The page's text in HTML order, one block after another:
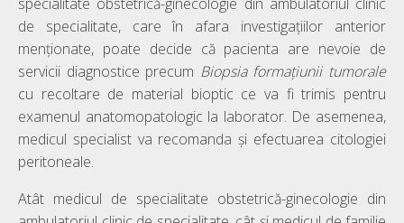
de specialitate, care în afara investigațiilor anterior
menționate, poate decide că pacienta are nevoie de
servicii diagnostice precum Biopsia formațiunii tumorale
cu recoltare de material bioptic ce va fi trimis pentru
examenul anatomopatologic la laborator. De asemenea,
medicul specialist va recomanda și efectuarea citologiei
peritoneale.
Atât medicul de specialitate obstetrică-ginecologie din